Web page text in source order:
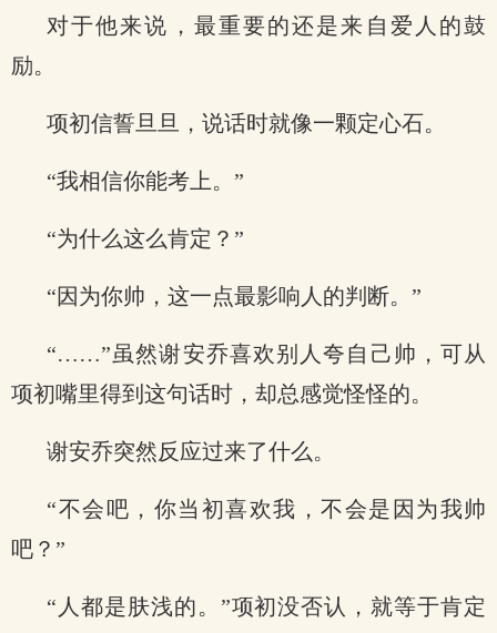
对于他来说，最重要的还是来自爱人的鼓
励。
项初信誓旦旦，说话时就像一颗定心石。
“我相信你能考上。”
“为什么这么肯定？”
“因为你帅，这一点最影响人的判断。”
“……”虽然谢安乔喜欢别人夸自己帅，可从
项初嘴里得到这句话时，却总感觉怪怪的。
谢安乔突然反应过来了什么。
“不会吧，你当初喜欢我，不会是因为我帅
吧？”
“人都是肤浅的。”项初没否认，就等于肯定